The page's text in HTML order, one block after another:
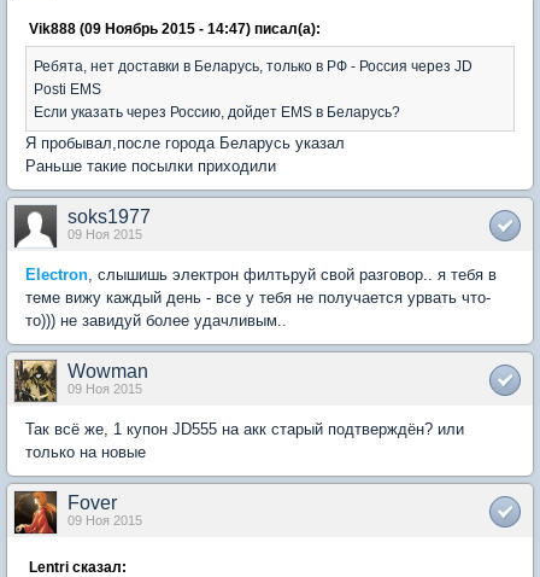
Vik888 (09 Ноябрь 2015 - 14:47) писал(а):
Ребята, нет доставки в Беларусь, только в РФ - Россия через JD
Posti EMS
Если указать через Россию, дойдет EMS в Беларусь?
Я пробывал,после города Беларусь указал
Раньше такие посылки приходили
soks1977
09 Ноя 2015
Electron, слышишь электрон филтьруй свой разговор.. я тебя в
теме вижу каждый день - все у тебя не получается урвать что-
то))) не завидуй более удачливым..
Wowman
09 Ноя 2015
Так всё же, 1 купон JD555 на акк старый подтверждён? или
только на новые
Fover
09 Ноя 2015
Lentri сказал: